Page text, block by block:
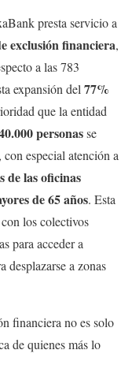
presta servicio a
exclusión financiera,
a las 783
expansión del 77%
que la entidad
personasse
especial atención a
de las oficinas
de 65 años. Esta
los colectivos
para acceder a
desplazarse a zonas
financiera no es solo
de quienes más lo